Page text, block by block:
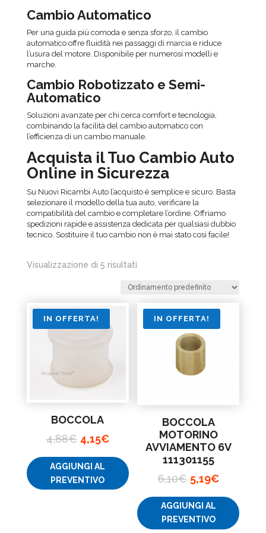
Cambio Automatico
Per una guida più comoda e senza sforzo, il cambio
automatico offre fluidità nei passaggi di marcia e riduce
l’usura del motore. Disponibile per numerosi modelli e
marche.
Cambio Robotizzato e Semi-
Automatico
Soluzioni avanzate per chi cerca comfort e tecnologia,
combinando la facilità del cambio automatico con
l’efficienza di un cambio manuale.
Acquista il Tuo Cambio Auto
Online in Sicurezza
Su Nuovi Ricambi Auto l’acquisto è semplice e sicuro. Basta
selezionare il modello della tua auto, verificare la
compatibilità del cambio e completare l’ordine. Offriamo
spedizioni rapide e assistenza dedicata per qualsiasi dubbio
tecnico. Sostituire il tuo cambio non è mai stato così facile!
Visualizzazione di 5 risultati
IN OFFERTA!
BOCCOLA
4,88€ Il
prezzo
originale
era:
4,15€Il
prezzo
attuale
AGGIUNGI AL
PREVENTIVO
IN OFFERTA!
BOCCOLA
MOTORINO
AVVIAMENTO 6V
111301155
6,10€ Il
prezzo
originale
era:
5,19€Il
prezzo
attuale
AGGIUNGI AL
PREVENTIVO